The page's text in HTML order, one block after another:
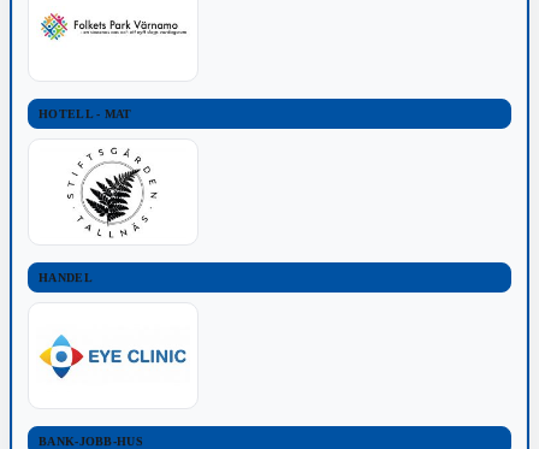
HOTELL - MAT
HANDEL
BANK-JOBB-HUS